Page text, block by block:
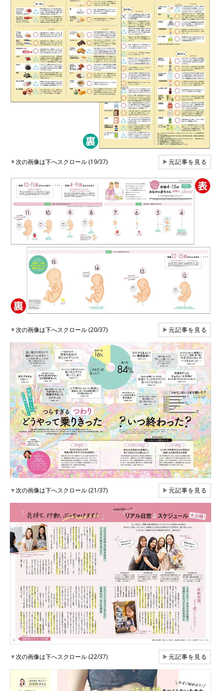
▼次の画像は下へスクロール (19/37) ▶元記事を見る
▼次の画像は下へスクロール (20/37) ▶元記事を見る
▼次の画像は下へスクロール (21/37) ▶元記事を見る
▼次の画像は下へスクロール (22/37) ▶元記事を見る